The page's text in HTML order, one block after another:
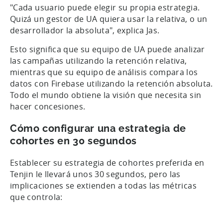
"Cada usuario puede elegir su propia estrategia.
Quizá un gestor de UA quiera usar la relativa, o un
desarrollador la absoluta", explica Jas.
Esto significa que su equipo de UA puede analizar
las campañas utilizando la retención relativa,
mientras que su equipo de análisis compara los
datos con Firebase utilizando la retención absoluta.
Todo el mundo obtiene la visión que necesita sin
hacer concesiones.
Cómo configurar una estrategia de
cohortes en 30 segundos
Establecer su estrategia de cohortes preferida en
Tenjin le llevará unos 30 segundos, pero las
implicaciones se extienden a todas las métricas
que controla: